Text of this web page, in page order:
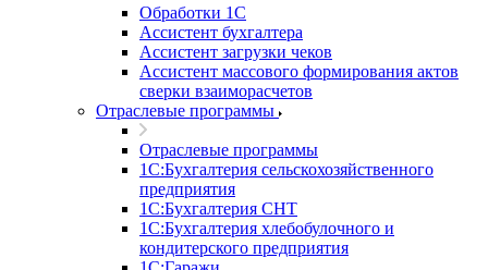
Обработки 1С
Ассистент бухгалтера
Ассистент загрузки чеков
Ассистент массового формирования актов
сверки взаиморасчетов
Отраслевые программы
Отраслевые программы
1С:Бухгалтерия сельскохозяйственного
предприятия
1С:Бухгалтерия СНТ
1С:Бухгалтерия хлебобулочного и
кондитерского предприятия